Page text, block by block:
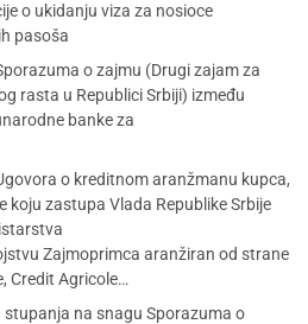
o ukidanju viza za nosioce
pasoša
o zajmu (Drugi zajam za
rasta u Republici Srbiji) između
banke za
o kreditnom aranžmanu kupca,
koju zastupa Vlada Republike Srbije
Zajmoprimca aranžiran od strane
Credit Agricole…
na snagu Sporazuma o